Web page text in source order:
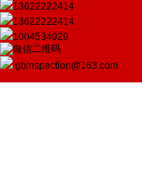
13622222414
13622222414
1004534929
gbinspection@163.com